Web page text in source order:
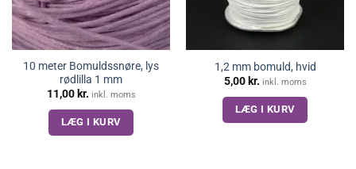
10 meter Bomuldssnøre, lys
rødlilla 1 mm
11,00 kr. inkl. moms
LÆG I KURV
1,2 mm bomuld, hvid
5,00 kr. inkl. moms
LÆG I KURV